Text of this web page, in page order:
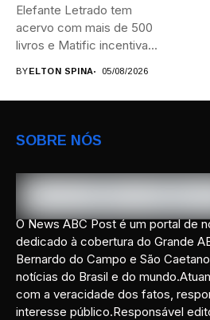
Elefante Letrado tem
acervo com mais de 500
livros e Matific incentiva...
BYELTON SPINA 05/08/2026
SOBRE NÓS
O News ABC Post é um portal de
dedicado à cobertura do Grande
Bernardo do Campo e São
notícias do Brasil e do
com a veracidade dos fatos,
interesse público.Responsável